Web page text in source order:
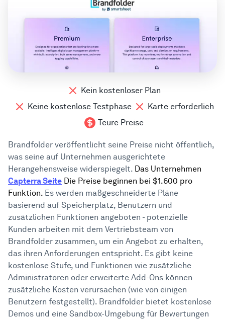
Kein kostenloser Plan
Keine kostenlose Testphase
Karte erforderlich
Teure Preise
Brandfolder veröffentlicht seine Preise nicht öffentlich,
was seine auf Unternehmen ausgerichtete
Herangehensweise widerspiegelt. Das Unternehmen
Capterra Seite Die Preise beginnen bei $1.600 pro
Funktion. Es werden maßgeschneiderte Pläne
basierend auf Speicherplatz, Benutzern und
zusätzlichen Funktionen angeboten - potenzielle
Kunden arbeiten mit dem Vertriebsteam von
Brandfolder zusammen, um ein Angebot zu erhalten,
das ihren Anforderungen entspricht. Es gibt keine
kostenlose Stufe, und Funktionen wie zusätzliche
Administratoren oder erweiterte Add-Ons können
zusätzliche Kosten verursachen (wie von einigen
Benutzern festgestellt). Brandfolder bietet kostenlose
Demos und eine Sandbox-Umgebung für Bewertungen